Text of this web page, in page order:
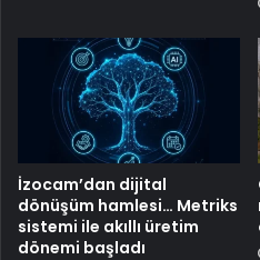
İzocam’dan dijital
dönüşüm hamlesi… Metriks
sistemi ile akıllı üretim
dönemi başladı